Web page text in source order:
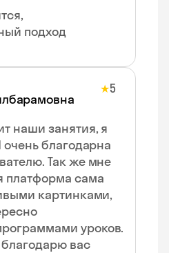
подход
★5
наши занятия, я
очень благодарна
Так же мне
платформа сама
картинками,
уроков.
вас